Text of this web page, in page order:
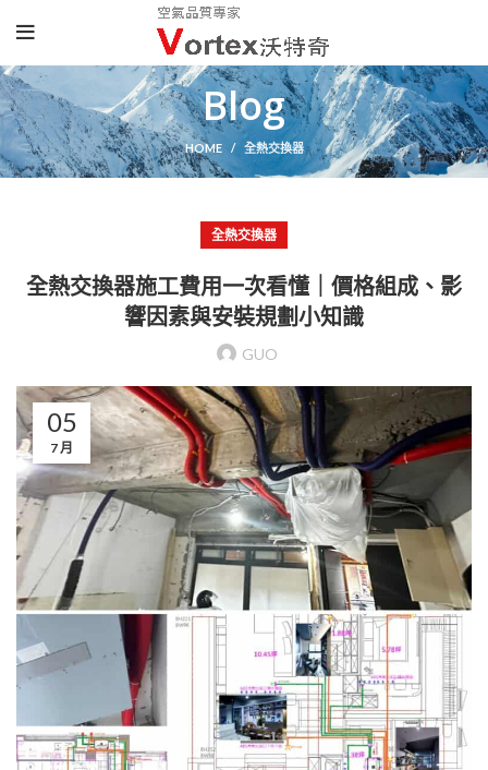
Blog
HOME 全熱交換器
全熱交換器
全熱交換器施工費用一次看懂｜價格組成、影
響因素與安裝規劃小知識
GUO
05
7 月